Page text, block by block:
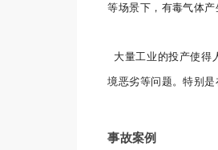
等场景下，有毒气体产
大量工业的投产使得
境恶劣等问题。特别
事故案例